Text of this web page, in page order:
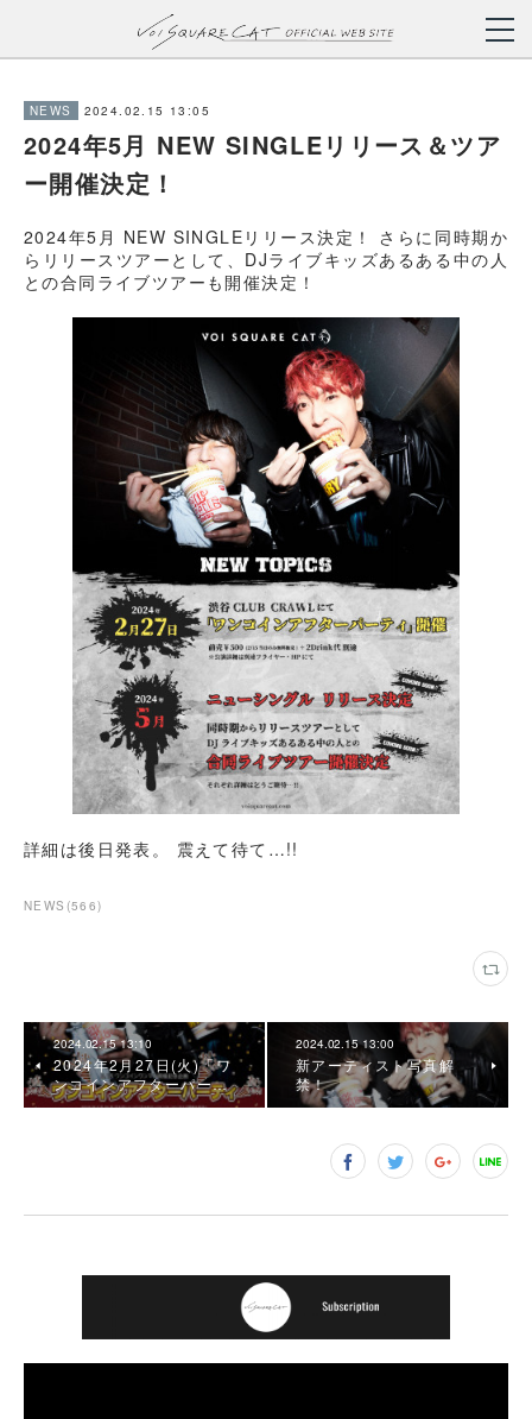
NEWS 2024.02.15 13:05
2024年5月 NEW SINGLEリリース＆ツア
ー開催決定！
2024年5月 NEW SINGLEリリース決定！ さらに同時期か
らリリースツアーとして、DJライブキッズあるある中の人
との合同ライブツアーも開催決定！
詳細は後日発表。 震えて待て…!!
NEWS (566)
2024.02.15 13:10
2024年2月27日(火)「ワ
ンコインアフターパー…
2024.02.15 13:00
新アーティスト写真解
禁！